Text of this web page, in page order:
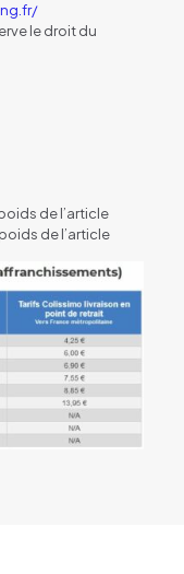
le droit du
de l’article
de l’article